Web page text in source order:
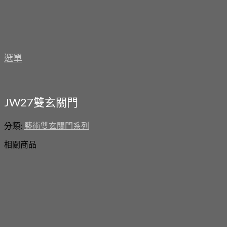
選單
JW27雙玄關門
分類: 藝術雙玄關門系列
相關商品